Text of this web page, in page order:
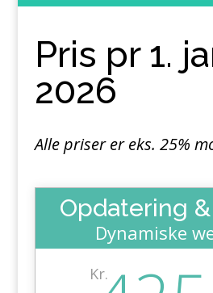
Pris pr 1.
2026
Alle priser er eks. 25%
Opdatering
Dynamiske
Kr.